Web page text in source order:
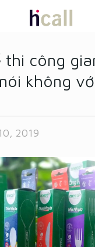
thi công
không
2019